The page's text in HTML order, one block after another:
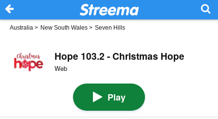
Australia > New South Wales > Seven Hills
Hope 103.2 - Christmas Hope
Web
Play